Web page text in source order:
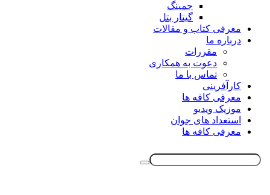
جمینگ
گیتار بتل
معرفی کتاب و مقالات
درباره ما
مقررات
دعوت به همکاری
تماس با ما
کارآفرینی
معرفی کافه ها
موزیک ویدیو
استعداد های جوان
معرفی کافه ها